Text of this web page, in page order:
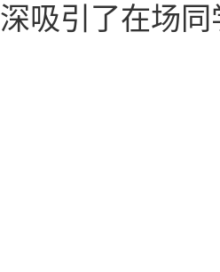
深吸引了在场同